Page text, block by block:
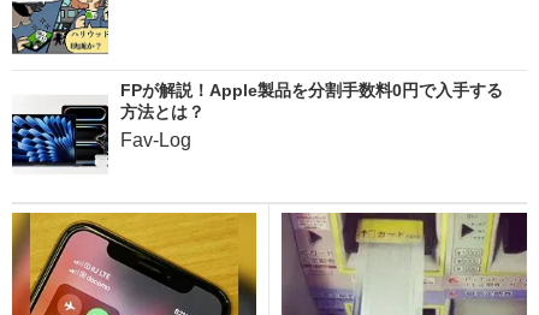
FPが解説！Apple製品を分割手数料0円で入手する
方法とは？
Fav-Log